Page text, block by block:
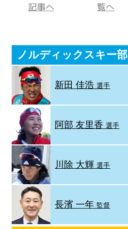
記事へ 覧へ
ノルディックスキー部
新田 佳浩選手
阿部 友里香選手
川除 大輝選手
長濱 一年 監督